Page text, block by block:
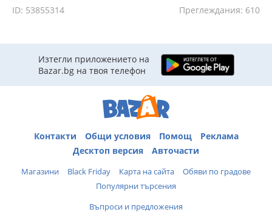
ID: 53855314 Преглеждания: 610
Изтегли приложението на
Bazar.bg на твоя телефон
Контакти Общи условия Помощ
Реклама
Десктоп версия
Авточасти
Магазини Black Friday Карта на сайта
Обяви по градове
Популярни търсения
Въпроси и предложения